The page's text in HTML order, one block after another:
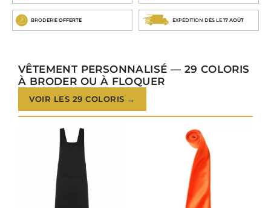
BRODERIE OFFERTE EXPÉDITION DÈS LE 17 AOÛT
VÊTEMENT PERSONNALISÉ — 29 COLORIS
À BRODER OU À FLOQUER
VOIR LES 29 COLORIS →